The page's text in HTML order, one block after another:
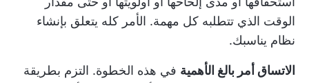
الوقت الذي تتطلبه كل مهمة. الأمر كله يتعلق بإنشاء
نظام يناسبك.
الاتساق أمر بالغ الأهمية في هذه الخطوة. التزم بطريقة